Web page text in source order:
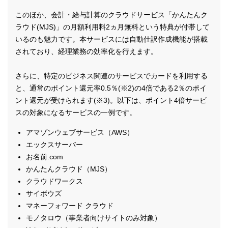
このほか、会計・給与計算のクラウドサービス「かんたんク
ラウド(MJS)」の月額利用料2ヵ月無料という特典が付帯して
いるのも魅力です。本サービスには自動仕訳作成機能が搭載
されており、経理業務の効率化を行えます。
さらに、特定のビジネス関連のサービスでカードを利用する
と、通常のポイント還元率0.5％(※2)の4倍である2％のポイ
ント還元が受けられます(※3)。以下は、ポイント4倍サービ
スの対象になるサービスの一例です。
アマゾンウェブサービス（AWS）
エックスサーバー
お名前.com
かんたんクラウド（MJS）
クラウドワークス
サイボウズ
マネーフォワード クラウド
モノタロウ（事業者向けサイトのみ対象）